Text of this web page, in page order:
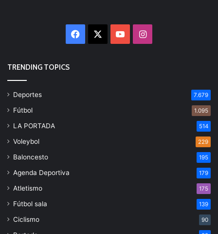
Facebook YouTubeInstagram
TRENDING TOPICS
Deportes 7.679
Fútbol 1.095
LA PORTADA 514
Voleybol 229
Baloncesto 195
Agenda Deportiva 179
Atletismo 175
Fútbol sala 139
Ciclismo 90